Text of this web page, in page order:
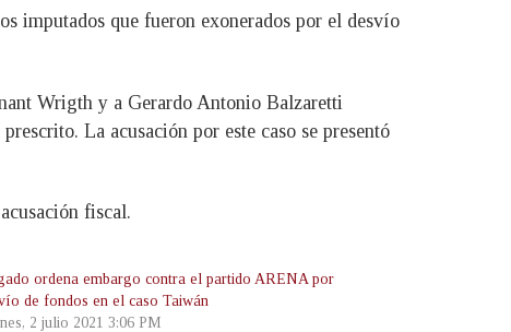
imputados que fueron exonerados por el desvío
Wrigth y a Gerardo Antonio Balzaretti
La acusación por este caso se presentó
fiscal.
ordena embargo contra el partido ARENA por
de fondos en el caso Taiwán
2 julio 2021 3:06 PM